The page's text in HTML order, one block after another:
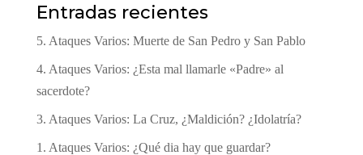
Entradas recientes
5. Ataques Varios: Muerte de San Pedro y San Pablo
4. Ataques Varios: ¿Esta mal llamarle «Padre» al
sacerdote?
3. Ataques Varios: La Cruz, ¿Maldición? ¿Idolatría?
1. Ataques Varios: ¿Qué dia hay que guardar?